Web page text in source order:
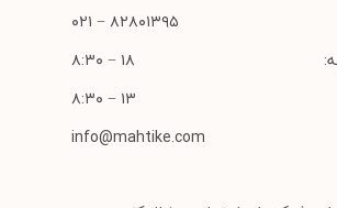
۸۲۸۰۱۳۹۵ − ۰۲۱
۱۸ − ۸:۳۰
۱۳ − ۸:۳۰
info@mahtike.com